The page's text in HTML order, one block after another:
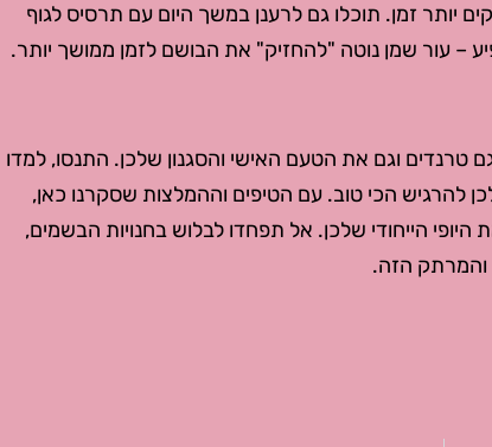
יותר זמן. תוכלו גם לרענן במשך היום עם תרסיס לגוף
– עור שמן נוטה "להחזיק" את הבושם לזמן ממושך יותר.
וגם את הטעם האישי והסגנון שלכן. התנסו, למדו
להרגיש הכי טוב. עם הטיפים וההמלצות שסקרנו כאן,
הייחודי שלכן. אל תפחדו לבלוש בחנויות הבשמים,
והמרתק הזה.